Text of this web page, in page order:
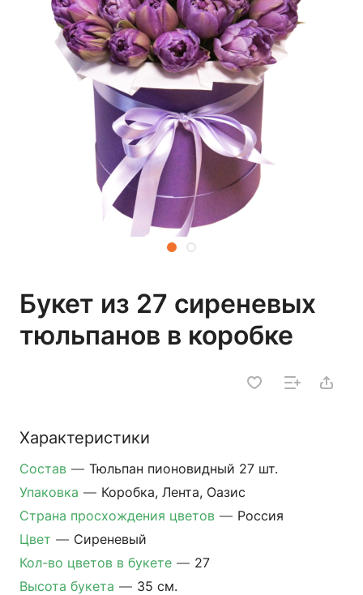
Букет из 27 сиреневых
тюльпанов в коробке
Характеристики
Состав — Тюльпан пионовидный 27 шт.
Упаковка — Коробка, Лента, Оазис
Страна просхождения цветов — Россия
Цвет — Сиреневый
Кол-во цветов в букете — 27
Высота букета — 35 см.